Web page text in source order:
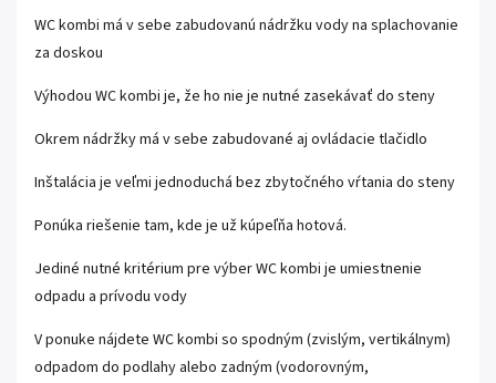
WC kombi má v sebe zabudovanú nádržku vody na splachovanie
za doskou
Výhodou WC kombi je, že ho nie je nutné zasekávať do steny
Okrem nádržky má v sebe zabudované aj ovládacie tlačidlo
Inštalácia je veľmi jednoduchá bez zbytočného vŕtania do steny
Ponúka riešenie tam, kde je už kúpeľňa hotová.
Jediné nutné kritérium pre výber WC kombi je umiestnenie
odpadu a prívodu vody
V ponuke nájdete WC kombi so spodným (zvislým, vertikálnym)
odpadom do podlahy alebo zadným (vodorovným,